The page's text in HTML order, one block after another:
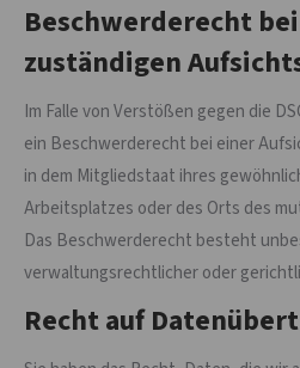
Beschwerderecht
zuständigen
Im Falle von Verstößen gegen die
ein Beschwerderecht bei einer
in dem Mitgliedstaat ihres
Arbeitsplatzes oder des Orts des
Das Beschwerderecht besteht
verwaltungsrechtlicher oder
Recht auf